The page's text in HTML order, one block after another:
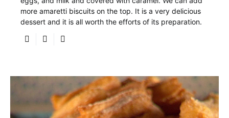
more amaretti biscuits on the top. It is a very delicious
dessert and it is all worth the efforts of its preparation.